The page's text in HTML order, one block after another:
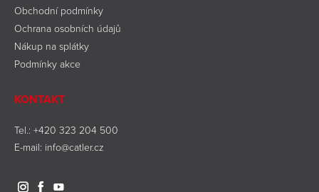
Obchodní podmínky
Ochrana osobních údajů
Nákup na splátky
Podmínky akce
KONTAKT
Tel.: +420 323 204 500
E-mail: info@catler.cz